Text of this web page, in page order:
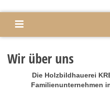
Wir über uns
Die Holzbildhauerei
Familienunternehmen